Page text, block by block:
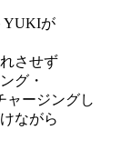
YUKIが
させず
グ・
ャージングし
ながら